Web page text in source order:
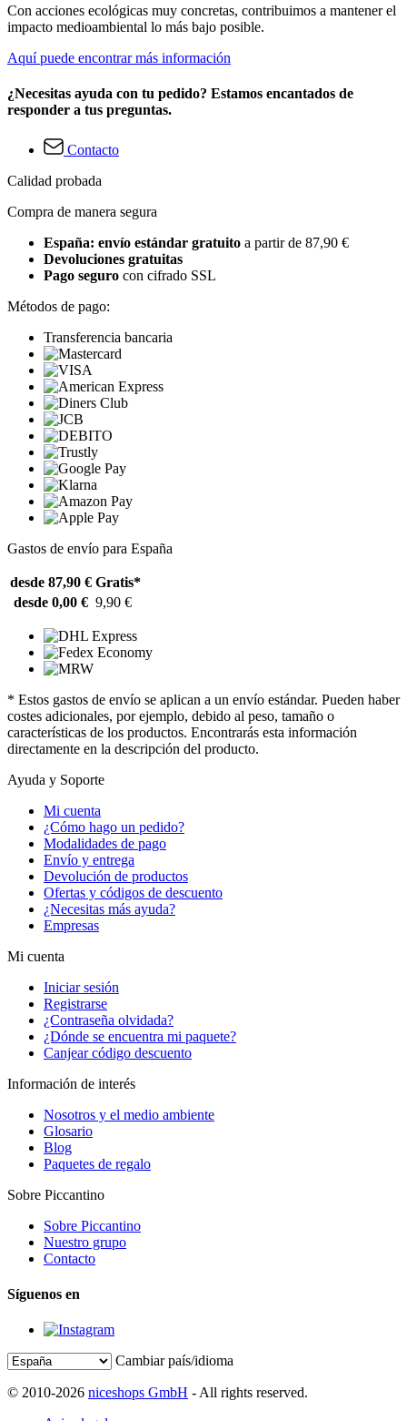
Con acciones ecológicas muy concretas, contribuimos a mantener el
impacto medioambiental lo más bajo posible.
Aquí puede encontrar más información
¿Necesitas ayuda con tu pedido? Estamos encantados de
responder a tus preguntas.
Contacto
Calidad probada
Compra de manera segura
España: envío estándar gratuito a partir de 87,90 €
Devoluciones gratuitas
Pago seguro con cifrado SSL
Métodos de pago:
Transferencia bancaria
Gastos de envío para España
desde 87,90 € Gratis*
desde 0,00 € 9,90 €
* Estos gastos de envío se aplican a un envío estándar. Pueden haber
costes adicionales, por ejemplo, debido al peso, tamaño o
características de los productos. Encontrarás esta información
directamente en la descripción del producto.
Ayuda y Soporte
Mi cuenta
¿Cómo hago un pedido?
Modalidades de pago
Envío y entrega
Devolución de productos
Ofertas y códigos de descuento
¿Necesitas más ayuda?
Empresas
Mi cuenta
Iniciar sesión
Registrarse
¿Contraseña olvidada?
¿Dónde se encuentra mi paquete?
Canjear código descuento
Información de interés
Nosotros y el medio ambiente
Glosario
Blog
Paquetes de regalo
Sobre Piccantino
Sobre Piccantino
Nuestro grupo
Contacto
Síguenos en
Cambiar país/idioma
© 2010-2026 niceshops GmbH - All rights reserved.